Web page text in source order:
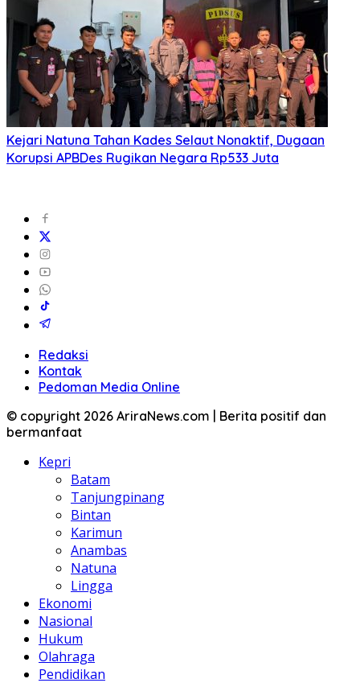
Kejari Natuna Tahan Kades Selaut Nonaktif, Dugaan
Korupsi APBDes Rugikan Negara Rp533 Juta
Redaksi
Kontak
Pedoman Media Online
© copyright 2026 AriraNews.com | Berita positif dan
bermanfaat
Kepri
Batam
Tanjungpinang
Bintan
Karimun
Anambas
Natuna
Lingga
Ekonomi
Nasional
Hukum
Olahraga
Pendidikan